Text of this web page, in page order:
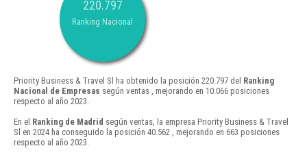
220.797
Ranking Nacional
Priority Business & Travel Sl ha obtenido la posición 220.797 del Ranking
Nacional de Empresas según ventas , mejorando en 10.066 posiciones
respecto al año 2023.
En el Ranking de Madrid según ventas, la empresa Priority Business & Travel
Sl en 2024 ha conseguido la posición 40.562 , mejorando en 663 posiciones
respecto al año 2023.